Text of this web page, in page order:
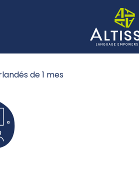
de 1 mes